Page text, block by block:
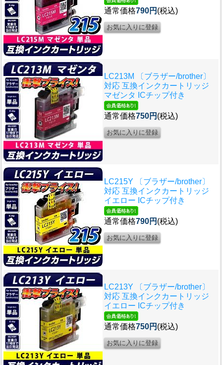
通常価格790円 (税込)
LC213M 〔ブラザー/brother〕
対応 互換インクカートリッジ
マゼンタ ICチップ付き
通常価格750円 (税込)
LC215Y 〔ブラザー/brother〕
対応 互換インクカートリッジ
イエロー ICチップ付き
通常価格790円 (税込)
LC213Y 〔ブラザー/brother〕
対応 互換インクカートリッジ
イエロー ICチップ付き
通常価格750円 (税込)